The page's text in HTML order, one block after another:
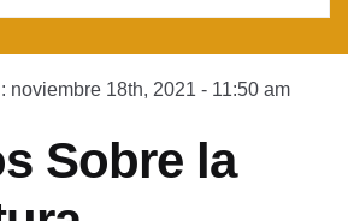
noviembre 18th, 2021 - 11:50 am
Sobre la